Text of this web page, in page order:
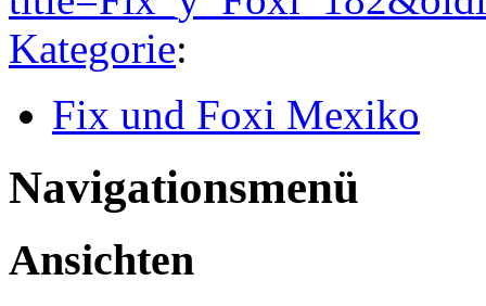
Kategorie:
Fix und Foxi Mexiko
Navigationsmenü
Ansichten